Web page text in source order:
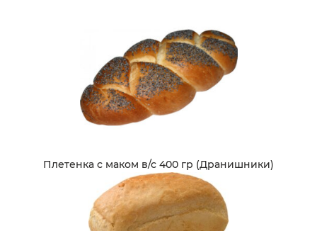
Плетенка с маком в/с 400 гр (Дранишники)